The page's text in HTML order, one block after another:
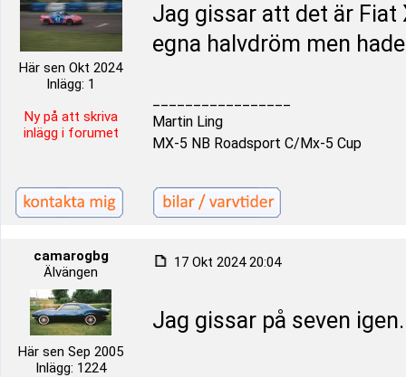
Här sen Okt 2024
Inlägg: 1
Ny på att skriva
inlägg i forumet
Jag gissar att det är Fiat
egna halvdröm men
Martin Ling
MX-5 NB Roadsport C/Mx-5 Cup
camarogbg
Älvängen
Här sen Sep 2005
Inlägg: 1224
17 Okt 2024 20:04
Jag gissar på seven